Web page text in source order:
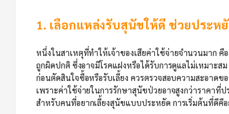
1. เลือกแหล่งรับสุนัขให้ดี ช่วยประห
หนึ่งในสาเหตุที่ทำให้เจ้าของเสียค่าใช้จ่ายจำนวนมาก
ถูกผิดปกติ ซึ่งอาจมีโรคแฝงหรือได้รับการดูแลไม่เหมาะสม
ก่อนตัดสินใจซื้อหรือรับเลี้ยง ควรตรวจสอบความสะอาด
เพราะค่าใช้จ่ายในการรักษาสุนัขป่วยอาจสูงกว่าราคาที่ป
สำหรับคนที่อยากเลี้ยงสุนัขแบบประหยัด การเริ่มต้นที่ดีคื